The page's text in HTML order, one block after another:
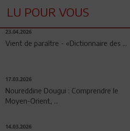
LU POUR VOUS
23.04.2026
Vient de paraître - «Dictionnaire des ...
17.03.2026
Noureddine Dougui : Comprendre le
Moyen-Orient, ...
14.03.2026